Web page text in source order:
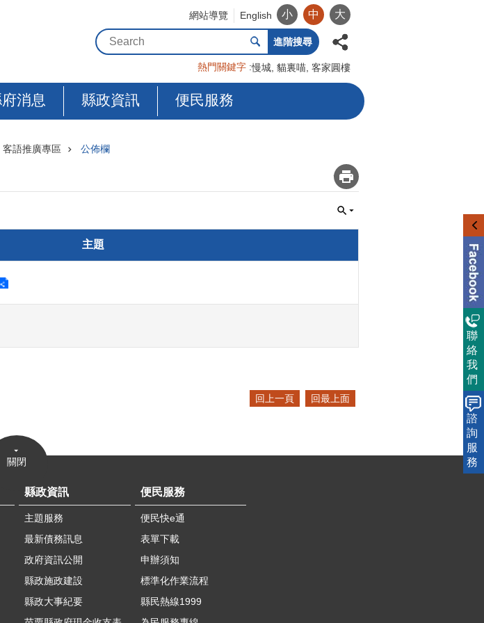
網站導覽 English 小 中 大
進階搜尋
熱門關鍵字 慢城 貓裏喵 客家圓樓
消息 縣政資訊 便民服務
客語推廣專區 公佈欄
_
主題
回上一頁 回最上面
關閉
縣政資訊
主題服務
最新債務訊息
政府資訊公開
縣政施政建設
縣政大事紀要
便民服務
便民快e通
表單下載
申辦須知
標準化作業流程
縣民熱線1999
聯
絡
我
們
諮
詢
服
務